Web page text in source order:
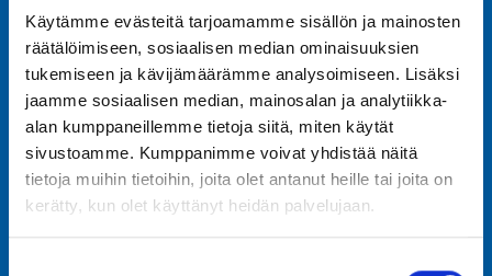
Käytämme evästeitä tarjoamamme sisällön ja mainosten
räätälöimiseen, sosiaalisen median ominaisuuksien
tukemiseen ja kävijämäärämme analysoimiseen. Lisäksi
jaamme sosiaalisen median, mainosalan ja analytiikka-
alan kumppaneillemme tietoja siitä, miten käytät
sivustoamme. Kumppanimme voivat yhdistää näitä
tietoja muihin tietoihin, joita olet antanut heille tai joita on
kerätty, kun olet käyttänyt heidän palvelujaan.
09.02.2022
Tinna Kontinen